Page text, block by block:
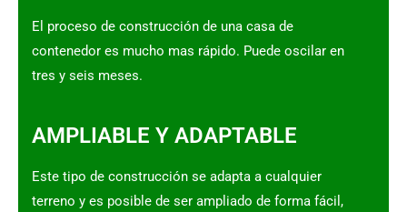
El proceso de construcción de una casa de
contenedor es mucho mas rápido. Puede oscilar en
tres y seis meses.
AMPLIABLE Y ADAPTABLE
Este tipo de construcción se adapta a cualquier
terreno y es posible de ser ampliado de forma fácil,